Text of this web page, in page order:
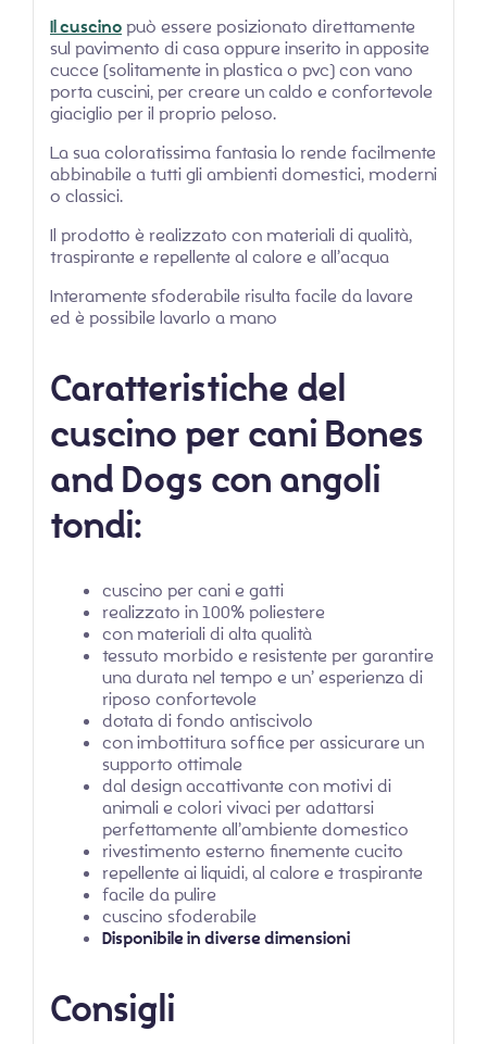
Il cuscinopuò essere posizionato direttamente
sul pavimento di casa oppure inserito in apposite
cucce (solitamente in plastica o pvc) con vano
porta cuscini, per creare un caldo e confortevole
giaciglio per il proprio peloso.
La sua coloratissima fantasia lo rende facilmente
abbinabile a tutti gli ambienti domestici, moderni
o classici.
Il prodotto è realizzato con materiali di qualità,
traspirante e repellente al calore e all’acqua
Interamente sfoderabile risulta facile da lavare
ed è possibile lavarlo a mano
Caratteristiche del
cuscino per cani Bones
and Dogs con angoli
tondi:
cuscino per cani e gatti
realizzato in 100% poliestere
con materiali di alta qualità
tessuto morbido e resistente per garantire
una durata nel tempo e un’ esperienza di
riposo confortevole
dotata di fondo antiscivolo
con imbottitura soffice per assicurare un
supporto ottimale
dal design accattivante con motivi di
animali e colori vivaci per adattarsi
perfettamente all’ambiente domestico
rivestimento esterno finemente cucito
repellente ai liquidi, al calore e traspirante
facile da pulire
cuscino sfoderabile
Disponibile in diverse dimensioni
Consigli